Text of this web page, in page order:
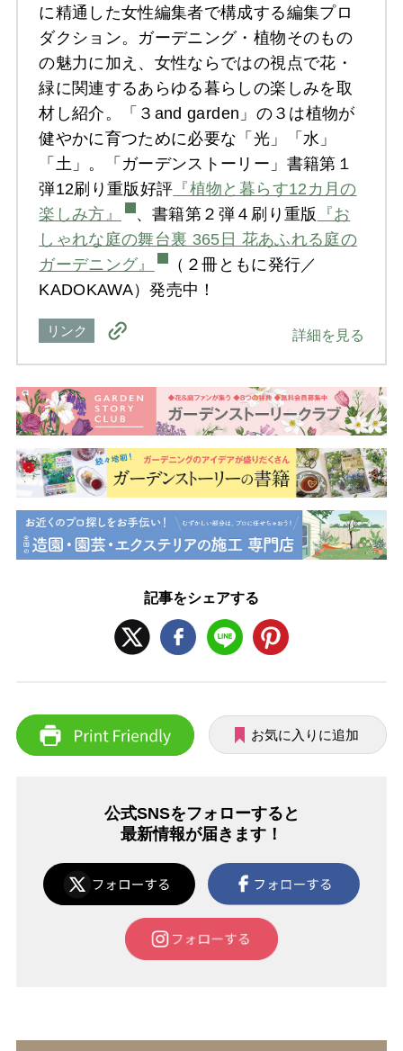
に精通した女性編集者で構成する編集プロ
ダクション。ガーデニング・植物そのもの
の魅力に加え、女性ならではの視点で花・
緑に関連するあらゆる暮らしの楽しみを取
材し紹介。「３and garden」の３は植物が
健やかに育つために必要な「光」「水」
「土」。「ガーデンストーリー」書籍第１
弾12刷り重版好評 『植物と暮らす12カ月の
楽しみ方』
、書籍第２弾４刷り重版
『お
しゃれな庭の舞台裏 365日 花あふれる庭の
ガーデニング』
（２冊ともに発行／
KADOKAWA）発売中！
リンク 詳細を見る
記事をシェアする
お気に入りに追加
公式SNSをフォローすると
最新情報が届きます！